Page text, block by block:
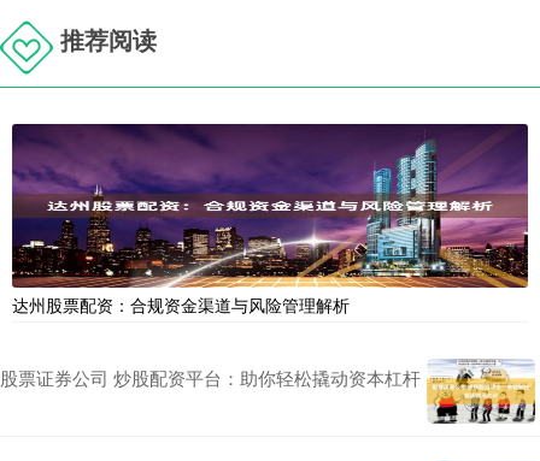
推荐阅读
达州股票配资：合规资金渠道与风险管理解析
股票证券公司 炒股配资平台：助你轻松撬动资本杠杆